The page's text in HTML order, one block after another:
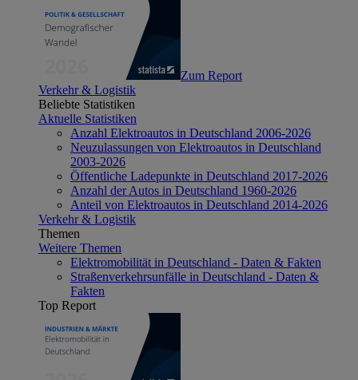
Zum Report
Verkehr & Logistik
Beliebte Statistiken
Aktuelle Statistiken
Anzahl Elektroautos in Deutschland 2006-2026
Neuzulassungen von Elektroautos in Deutschland
2003-2026
Öffentliche Ladepunkte in Deutschland 2017-2026
Anzahl der Autos in Deutschland 1960-2026
Anteil von Elektroautos in Deutschland 2014-2026
Verkehr & Logistik
Themen
Weitere Themen
Elektromobilität in Deutschland - Daten & Fakten
Straßenverkehrsunfälle in Deutschland - Daten &
Fakten
Top Report